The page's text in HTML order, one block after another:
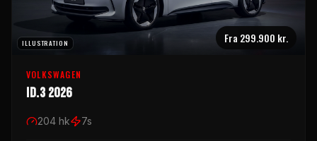
ILLUSTRATION Fra 299.900 kr.
VOLKSWAGEN
ID.3 2026
204 hk 7s